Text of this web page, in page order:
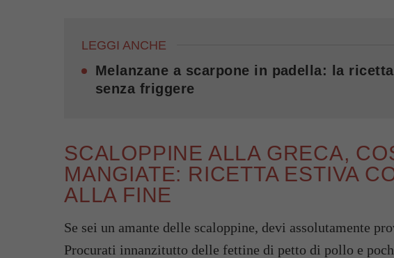
LEGGI ANCHE
Melanzane a scarpone in padella: la
senza friggere
SCALOPPINE ALLA GRECA,
MANGIATE: RICETTA ESTIVA
ALLA FINE
Se sei un amante delle scaloppine, devi assolutamente
Procurati innanzitutto delle fettine di petto di pollo e